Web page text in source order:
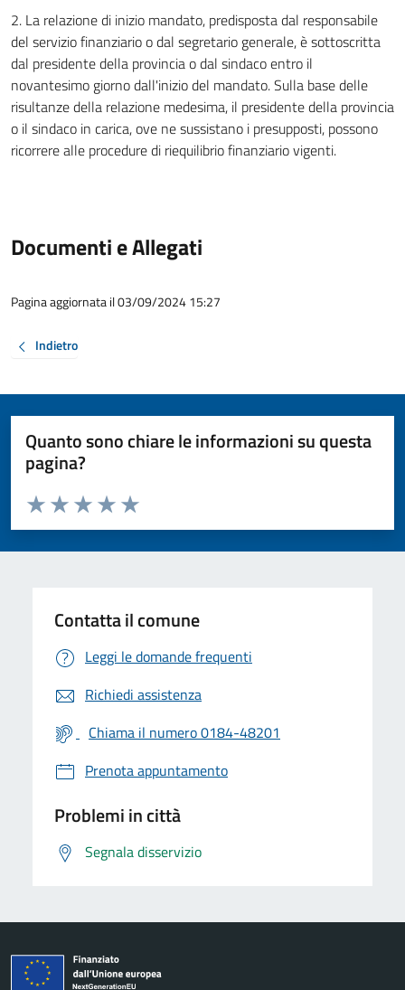
2. La relazione di inizio mandato, predisposta dal responsabile
del servizio finanziario o dal segretario generale, è sottoscritta
dal presidente della provincia o dal sindaco entro il
novantesimo giorno dall'inizio del mandato. Sulla base delle
risultanze della relazione medesima, il presidente della provincia
o il sindaco in carica, ove ne sussistano i presupposti, possono
ricorrere alle procedure di riequilibrio finanziario vigenti.
Documenti e Allegati
Pagina aggiornata il 03/09/2024 15:27
Indietro
Quanto sono chiare le informazioni su questa
pagina?
Valuta da 1 a 5 stelle la pagina
Valuta 5 stelle su 5
Valuta 4 stelle su 5
Valuta 3 stelle su 5
Valuta 2 stelle su 5
Valuta 1 stelle su 5
Contatta il comune
Leggi le domande frequenti
Richiedi assistenza
Chiama il numero 0184-48201
Prenota appuntamento
Problemi in città
Segnala disservizio